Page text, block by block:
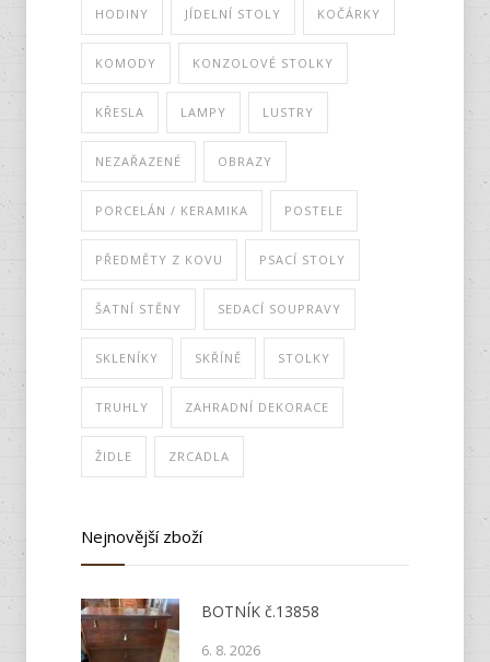
HODINY JÍDELNÍ STOLY KOČÁRKY
KOMODY KONZOLOVÉ STOLKY
KŘESLA LAMPY LUSTRY
NEZAŘAZENÉ OBRAZY
PORCELÁN / KERAMIKA POSTELE
PŘEDMĚTY Z KOVU PSACÍ STOLY
ŠATNÍ STĚNY SEDACÍ SOUPRAVY
SKLENÍKY SKŘÍNĚ STOLKY
TRUHLY ZAHRADNÍ DEKORACE
ŽIDLE ZRCADLA
Nejnovější zboží
BOTNÍK č.13858
6. 8. 2026